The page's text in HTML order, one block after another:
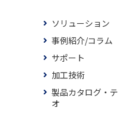
ソリューション
事例紹介/コラム
サポート
加工技術
製品カタログ・
オ